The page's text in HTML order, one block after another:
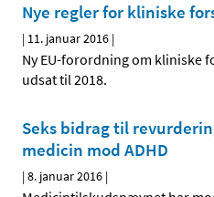
Nye regler for kliniske
| 11. januar 2016 |
Ny EU-forordning om kliniske
udsat til 2018.
Seks bidrag til
medicin mod ADHD
|8. januar 2016 |